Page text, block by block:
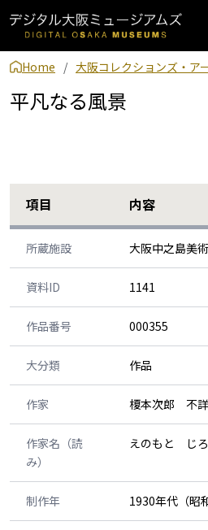
Home 大阪コレクションズ・ア
平凡なる風景
項目 内容
所蔵施設 大阪中之島美
資料ID 1141
作品番号 000355
大分類 作品
作家 榎本次郎 不
作家名（読
み）
えのもと じ
制作年 1930年代（昭